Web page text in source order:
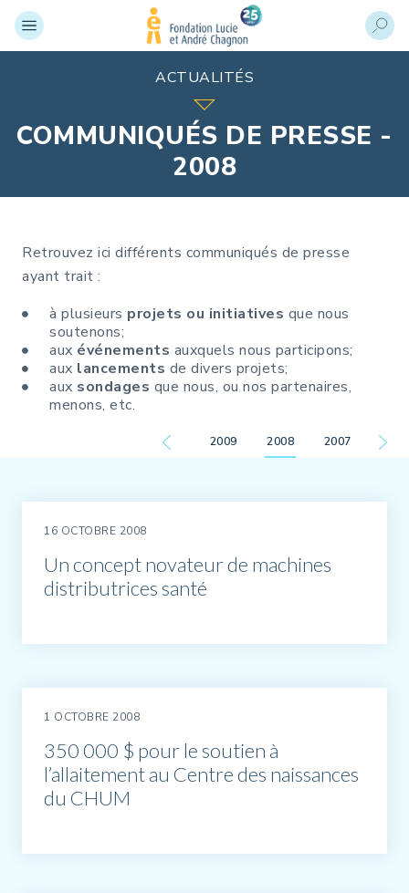
ACTUALITÉS
COMMUNIQUÉS DE PRESSE -
2008
2009 2008 2007
Retrouvez ici différents communiqués de presse
ayant trait :
à plusieurs projets ou initiatives que nous
soutenons;
aux événements auxquels nous participons;
aux lancements de divers projets;
aux sondages que nous, ou nos partenaires,
menons, etc.
16 OCTOBRE 2008
Un concept novateur de machines
distributrices santé
1 OCTOBRE 2008
350 000 $ pour le soutien à
l’allaitement au Centre des naissances
du CHUM